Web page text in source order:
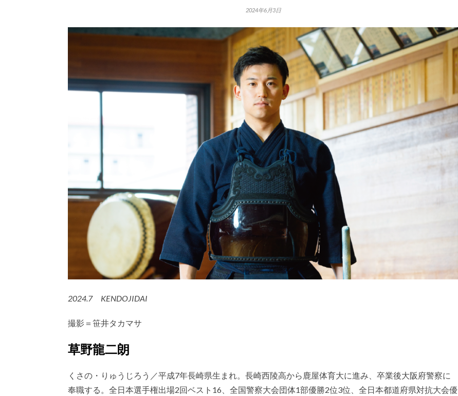
2024年6月3日
2024.7 KENDOJIDAI
撮影＝笹井タカマサ
草野龍二朗
くさの・りゅうじろう／平成7年長崎県生まれ。長崎西陵高から鹿屋体育大に進み、卒業後大阪府警察に
奉職する。全日本選手権出場2回ベスト16、全国警察大会団体1部優勝2位3位、全日本都道府県対抗大会優